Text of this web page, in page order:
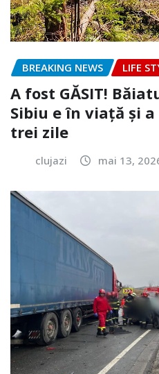
BREAKING NEWS LIFE
A fost GĂSIT!
Sibiu e în viață și
trei zile
clujazi mai 13,